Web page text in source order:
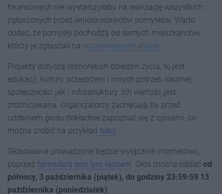
finansowych nie wystarczyłaby na realizację wszystkich
zgłoszonych przez wnioskodawców pomysłów. Warto
dodać, że pomysły pochodzą od samych mieszkańców,
którzy je zgłaszali na wcześniejszym etapie.
Projekty dotyczą różnorakich dziedzin życia, to jest
edukacji, kultury, przestrzeni i innych potrzeb lokalnej
społeczności jak i infrastruktury. Ich wartość jest
zróżnicowana. Organizatorzy zachęcają, by przed
oddaniem głosu dokładnie zapoznać się z opisami, co
można zrobić na przykład tutaj.
Głosowanie prowadzone będzie wyłącznie internetowo,
poprzez formularz pod tym łączem. Głos można oddać od
północy, 3 października (piątek), do godziny 23:59:59 13
października (poniedziałek).